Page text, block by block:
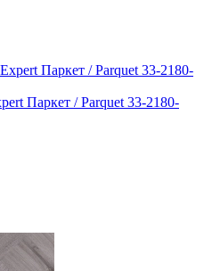
Паркет / Parquet 33-2180-